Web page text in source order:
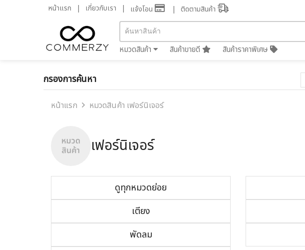
หน้าแรก เกี่ยวกับเรา แจ้งโอน ติดตามสินค้า
หมวดสินค้า สินค้าขายดี สินค้าราคาพิเศษ
กรองการค้นหา
หน้าแรก หมวดสินค้า เฟอร์นิเจอร์
เฟอร์นิเจอร์
ดูทุกหมวดย่อย
เตียง
พัดลม